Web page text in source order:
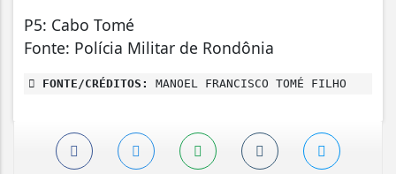
P5: Cabo Tomé
Fonte: Polícia Militar de Rondônia
FONTE/CRÉDITOS: MANOEL FRANCISCO TOMÉ FILHO